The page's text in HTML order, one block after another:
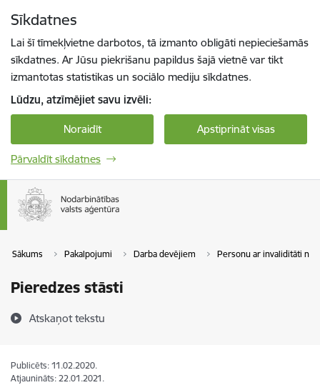
Sīkdatnes
Lai šī tīmekļvietne darbotos, tā izmanto obligāti nepieciešamās
sīkdatnes. Ar Jūsu piekrišanu papildus šajā vietnē var tikt
izmantotas statistikas un sociālo mediju sīkdatnes.
Lūdzu, atzīmējiet savu izvēli:
Noraidīt Apstiprināt visas
Pārvaldīt sīkdatnes
Sākums Pakalpojumi Darba devējiem Personu ar invaliditāti
Pieredzes stāsti
Atskaņot tekstu
Publicēts: 11.02.2020.
Atjaunināts: 22.01.2021.